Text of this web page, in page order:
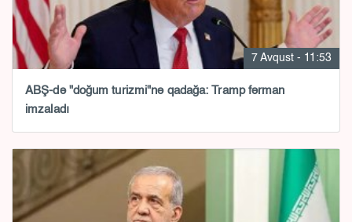
7 Avqust - 11:53
ABŞ-də "doğum turizmi"nə qadağa: Tramp fərman
imzaladı